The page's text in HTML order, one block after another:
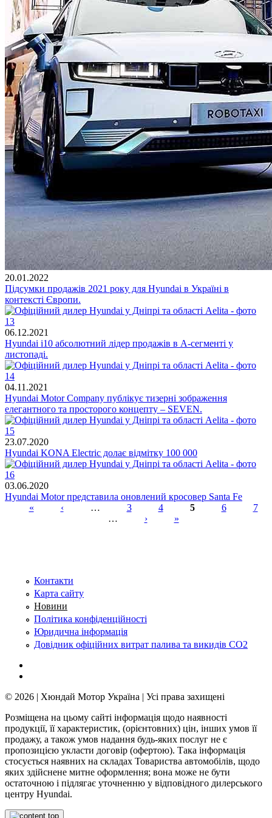
20.01.2022
Підсумки продажів 2021 року для Hyundai в Україні в
контексті Європи.
06.12.2021
Hyundai i10 абсолютний лідер продажів в A-сегменті у
листопаді.
04.11.2021
Hyundai Motor Company публікує тизерні зображення
елегантного та просторого концепту – SEVEN.
23.07.2020
Hyundai KONA Electric долає відмітку 100 000
03.06.2020
Hyundai Motor представила оновлений кросовер Santa Fe
« ‹ … 3 4 5 6
7
…
› »
Контакти
Карта сайту
Новини
Політика конфіденційності
Юридична інформація
Довідник офіційних витрат палива та викидів СО2
© 2026 | Хюндай Мотор Україна | Усі права захищені
Розміщена на цьому сайті інформація щодо наявності
продукції, її характеристик, (орієнтовних) цін, інших умов її
продажу, а також умов надання будь-яких послуг не є
пропозицією укласти договір (офертою). Така інформація
стосується наявних на складах Товариства автомобілів, щодо
яких здійснене митне оформлення; вона може не бути
остаточною і підлягає уточненню у відповідного дилерського
центру Hyundai.